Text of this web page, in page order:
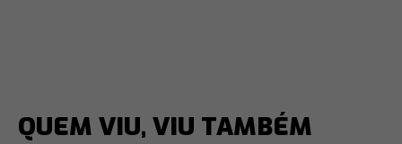
QUEM VIU, VIU TAMBÉM